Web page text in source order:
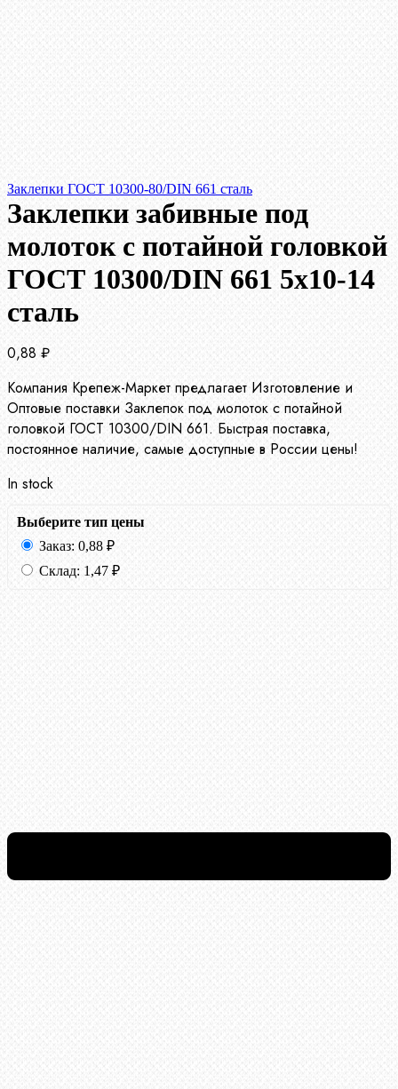
Заклепки ГОСТ 10300-80/DIN 661 сталь
Заклепки забивные под
молоток с потайной головкой
ГОСТ 10300/DIN 661 5х10-14
сталь
0,88 ₽
Компания Крепеж-Маркет предлагает Изготовление и
Оптовые поставки Заклепок под молоток с потайной
головкой ГОСТ 10300/DIN 661. Быстрая поставка,
постоянное наличие, самые доступные в России цены!
In stock
Выберите тип цены
Заказ: 0,88 ₽
Склад: 1,47 ₽